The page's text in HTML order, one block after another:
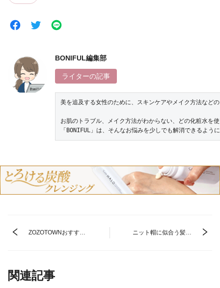
BONIFUL編集部
ライターの記事
美を追及する女性のために、スキンケアやメイク方法など
お肌のトラブル、メイク方法がわからない、どの化粧水を
「BONIFUL」は、そんなお悩みを少しでも解消できるよ
ZOZOTOWNおすすめ
ニット帽に似合う髪型
関連記事